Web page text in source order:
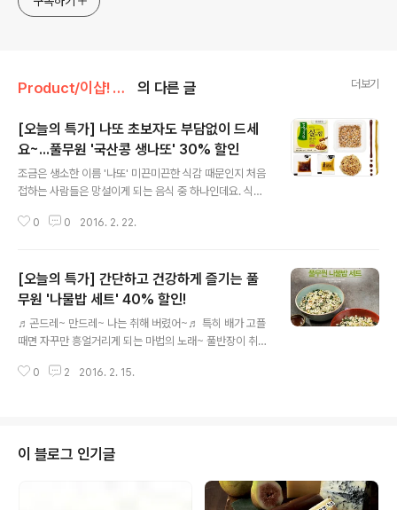
Product/이샵! 오늘의 특가 의 다른 글 더보기
[오늘의 특가] 나또 초보자도 부담없이 드세
요~...풀무원 '국산콩 생나또' 30% 할인
조금은 생소한 이름 '나또' 미끈미끈한 식감 때문인지 처음
접하는 사람들은 망설이게 되는 음식 중 하나인데요. 식이
기 때문에 몸 관리할 때 제격!! 어느 하나 버릴 것 없는 신통
가장 저렴하게 만날 수 있는 기회!! 풀무원샵의 단 하루~ 단
하나의 특가 코너 '오늘의 특가'와 함께라면 가능하답니다.
게다가 풀무원 '생나또'는요~, 국산콩으로 만들어 안심되
고 낮은 온도에서 서서히 발효시켜 청국장과 달리 냄새는
는 장점도 있답니다~. 그래서 나또 초보자들도 풀무원 '생
0 0 2016. 2. 22.
[오늘의 특가] 간단하고 건강하게 즐기는 풀
무원 '나물밥 세트' 40% 할인!
♬곤드레~ 만드레~ 나는 취해 버렸어~♬ 특히 배가 고플
때면 자꾸만 흥얼거리게 되는 마법의 노래~ 풀반장이 취해
원 나물밥 입니다~! 풀무원 나물밥은 '곤드레 보리밥'과 '현
싶다면 프라이팬에 3분~ 어느걸 선택해도 부족함이 없도
록 잘~만들어진 나물밥의 매력에 빠지고 싶은 분들이라면
잠시 여기를 주목!!! 바로 오늘 풀무원샵에서 나물밥 세트를
무려 40%나 할인된 가격에 판매한다는 사실! 단 하루뿐인
0 2 2016. 2. 15.
이 블로그 인기글